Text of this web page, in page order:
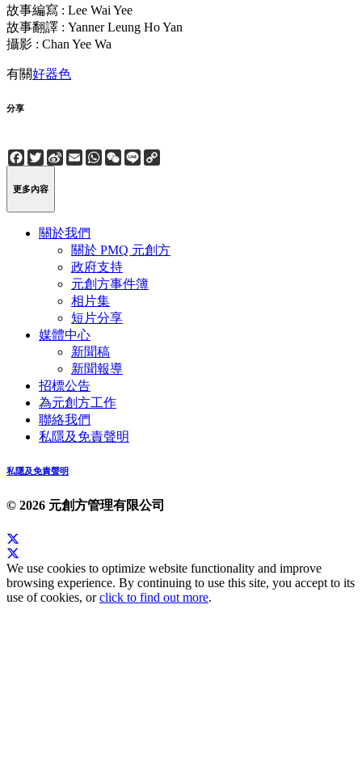
故事編寫 : Lee Wai Yee
故事翻譯 : Yanner Leung Ho Yan
攝影 : Chan Yee Wa
有關好器色
分享
Facebook
Twitter
Sina
Weibo
EmailWhatsApp
WeChat
Line
更多內容
關於我們
關於 PMQ 元創方
政府支持
元創方事件簿
相片集
短片分享
媒體中心
新聞稿
新聞報導
招標公告
為元創方工作
聯絡我們
私隱及免責聲明
私隱及免責聲明
© 2026 元創方管理有限公司
We use cookies to optimize website functionality and improve
browsing experience. By continuing to use this site, you accept to its
use of cookies, orclick to find out more.